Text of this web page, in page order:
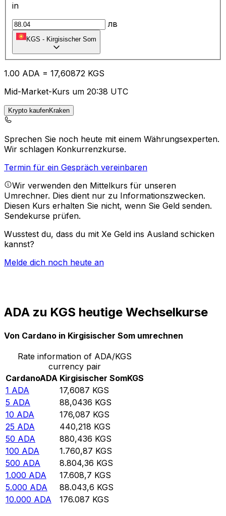
in
лв
KGS - Kirgisischer Som
1.00 ADA = 17,60872 KGS
Mid-Market-Kurs um 20:38 UTC
Krypto kaufenKraken
Sprechen Sie noch heute mit einem Währungsexperten.
Wir schlagen Konkurrenzkurse.
Termin für ein Gespräch vereinbaren
Wir verwenden den Mittelkurs für unseren
Umrechner. Dies dient nur zu Informationszwecken.
Diesen Kurs erhalten Sie nicht, wenn Sie Geld senden.
Sendekurse prüfen.
Wusstest du, dass du mit Xe Geld ins Ausland schicken
kannst?
Melde dich noch heute an
ADA zu KGS heutige Wechselkurse
Von Cardano in Kirgisischer Som umrechnen
Rate information of ADA/KGS
currency pair
CardanoADA Kirgisischer SomKGS
1 ADA 17,6087 KGS
5 ADA 88,0436 KGS
10 ADA 176,087 KGS
25 ADA 440,218 KGS
50 ADA 880,436 KGS
100 ADA 1.760,87 KGS
500 ADA 8.804,36 KGS
1.000 ADA 17.608,7 KGS
5.000 ADA 88.043,6 KGS
10.000 ADA 176.087 KGS